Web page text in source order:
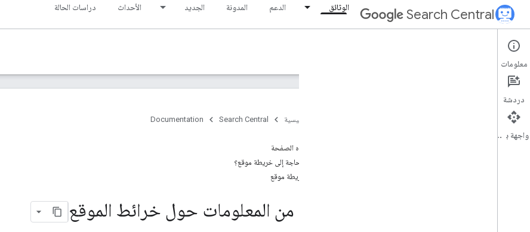
Search Central الوثائق الدعم المدونة الجديد الأحداث دراسات الحالة
Documentation
أساسيات تحسين محركات البحث
الصفحة الرئيسية Search Central
Documentation
على هذه الصفحة
هل أنا بحاجة إلى خريطة موقع؟
إنشاء خريطة موقع
مزيد من المعلومات حول خرائط الموقع
معلومات
دردشة
واجهة برمجة التطبيقات